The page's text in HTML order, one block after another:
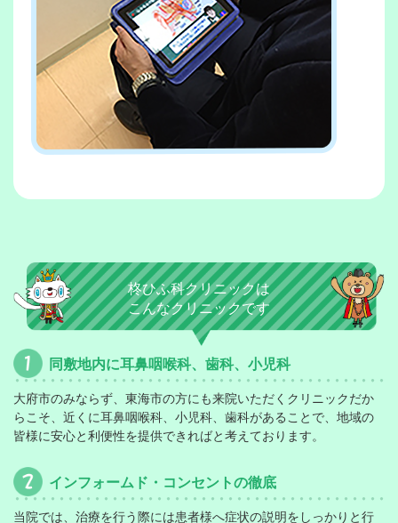
ガチャイベント♪
2025-11-13
12月診療予定表
2025-10-16
デュピクセント治療を開始いたします！
2025-9-22
2025-9-22
10月診療予定
2025-8-25
９月診療予定
柊ひふ科クリニックは
こんなクリニックです
同敷地内に耳鼻咽喉科、歯科、小児科
大府市のみならず、東海市の方にも来院いただくクリニックだか
らこそ、近くに耳鼻咽喉科、小児科、歯科があることで、地域の
皆様に安心と利便性を提供できればと考えております。
インフォームド・コンセントの徹底
当院では、治療を行う際には患者様へ症状の説明をしっかりと行